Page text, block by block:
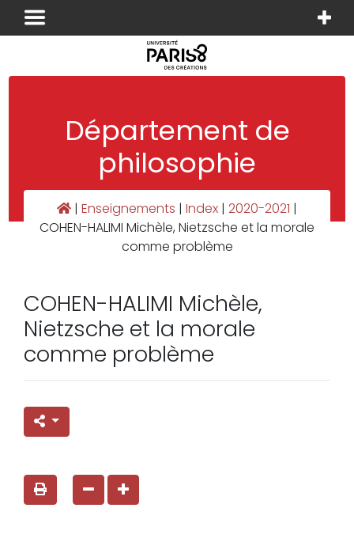
Panneau de gestion des cookies
Département de
philosophie
| Enseignements | Index | 2020-2021 |
COHEN-HALIMI Michèle, Nietzsche et la morale
comme problème
COHEN-HALIMI Michèle,
Nietzsche et la morale
comme problème